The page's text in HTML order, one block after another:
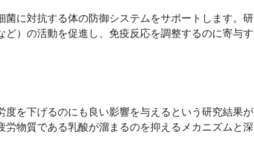
に対抗する体の防御システムをサポートします。研
）の活動を促進し、免疫反応を調整するのに寄与す
を下げるのにも良い影響を与えるという研究結果が
物質である乳酸が溜まるのを抑えるメカニズムと深